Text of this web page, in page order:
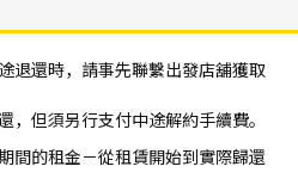
退還時，請事先聯繫出發店舖獲取
但須另行支付中途解約手續費。
間的租金－從租賃開始到實際歸還